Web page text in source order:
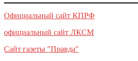
Официальный сайт КПРФ
официальный сайт ЛКСМ
Сайт газеты "Правда"